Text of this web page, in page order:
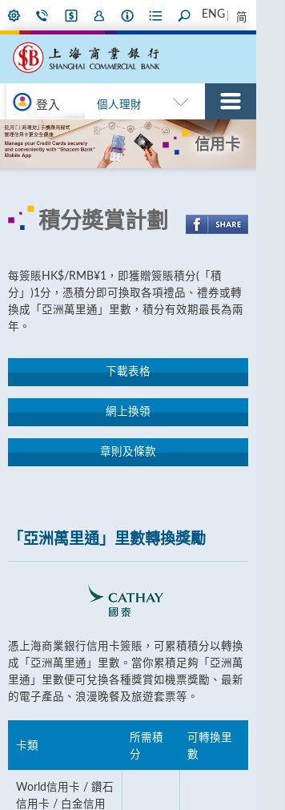
ENG 简
登入 個人理財
信用卡
積分奬賞計劃
每簽賬HK$/RMB¥1，即獲贈簽賬積分(「積
分」)1分，憑積分即可換取各項禮品、禮券或轉
換成「亞洲萬里通」里數，積分有效期最長為兩
年。
下載表格
網上換領
章則及條款
「亞洲萬里通」里數轉換獎勵
憑上海商業銀行信用卡簽賬，可累積積分以轉換
成「亞洲萬里通」里數。當你累積足夠「亞洲萬
里通」里數便可兌換各種獎賞如機票獎勵、最新
的電子產品、浪漫晚餐及旅遊套票等。
卡類
所需積
分
可轉換里
數
World信用卡 / 鑽石
信用卡 / 白金信用